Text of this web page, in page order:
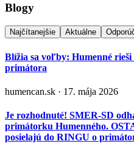
Blogy
Najčítanejšie Aktuálne
Blížia sa voľby: Humenné
primátora
humencan.sk · 17. mája 2026
Je rozhodnuté! SMER-SD
primátorku Humenného.
posielajú do RINGU o